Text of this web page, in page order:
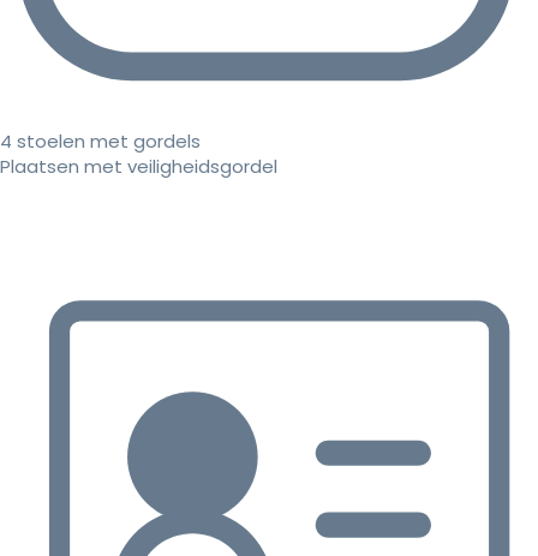
4 stoelen met gordels
Plaatsen met veiligheidsgordel